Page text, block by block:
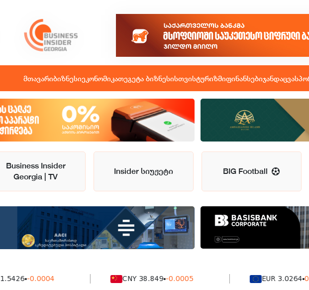
მთავარიბიზნესიეკონომიკათეგეტა ბიზნესისთვისტურიზმიფინანსებიჯანდაცვა
Business Insider
Georgia | TV
Insider სიუჟეტი BIG Football
-0.0004 CNY 38.849 -0.0005 EUR 3.0264 0.0004